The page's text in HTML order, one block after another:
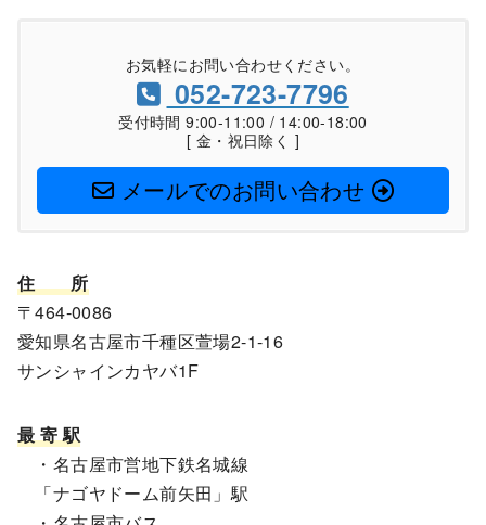
お気軽にお問い合わせください。
052-723-7796
受付時間 9:00-11:00 / 14:00-18:00
[ 金・祝日除く ]
メールでのお問い合わせ
住
所
〒464-0086
愛知県名古屋市千種区萱場2-1-16
サンシャインカヤバ1F
最 寄 駅
・名古屋市営地下鉄名城線
「ナゴヤドーム前矢田」駅